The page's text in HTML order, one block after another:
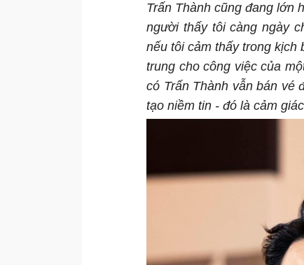
Trấn Thành cũng đang lớn
người thấy tôi càng ngày
nếu tôi cảm thấy trong kịch
trung cho công việc của
có Trấn Thành vẫn bán vé
tạo niềm tin - đó là cảm